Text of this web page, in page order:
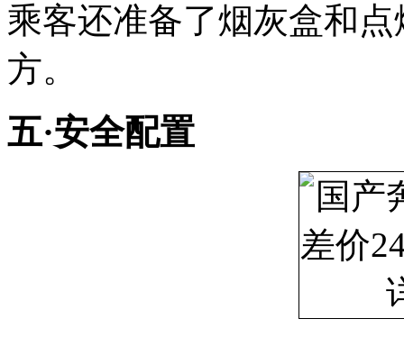
乘客还准备了烟灰盒和
方。
五·安全配置